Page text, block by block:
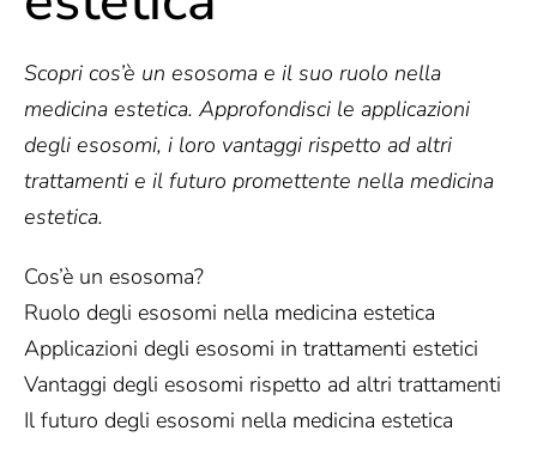
Scopri cos’è un esosoma e il suo ruolo nella
medicina estetica. Approfondisci le applicazioni
degli esosomi, i loro vantaggi rispetto ad altri
trattamenti e il futuro promettente nella medicina
estetica.
Cos’è un esosoma?
Ruolo degli esosomi nella medicina estetica
Applicazioni degli esosomi in trattamenti estetici
Vantaggi degli esosomi rispetto ad altri trattamenti
Il futuro degli esosomi nella medicina estetica